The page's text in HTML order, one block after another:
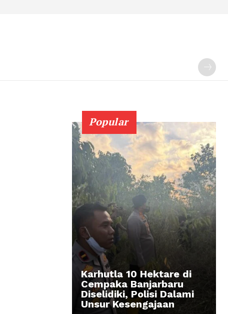
Popular
Karhutla 10 Hektare di
Cempaka Banjarbaru
Diselidiki, Polisi Dalami
Unsur Kesengajaan